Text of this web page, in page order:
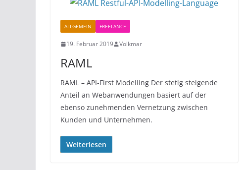
ALLGEMEIN FREELANCE
19. Februar 2019 Volkmar
RAML
RAML – API-First Modelling Der stetig steigende
Anteil an Webanwendungen basiert auf der
ebenso zunehmenden Vernetzung zwischen
Kunden und Unternehmen.
Weiterlesen